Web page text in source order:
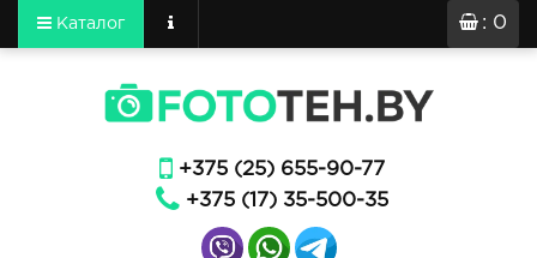
: 0
Каталог
+375 (25) 655-90-77
+375 (17) 35-500-35